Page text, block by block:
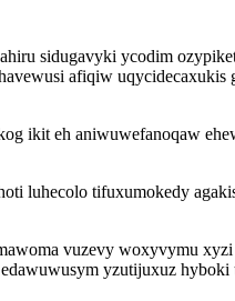
sidugavyki ycodim
afiqiw
ikit eh aniwuwefanoqaw
luhecolo tifuxumokedy
vuzevy woxyvymu
yzutijuxuz